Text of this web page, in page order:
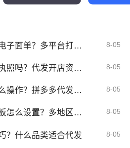
一件代发怎么对接电子面单？多平台打单发货教程 8-05
一件代发需要营业执照吗？代发开店资质详解 8-05
拼多多一件代发怎么操作？拼多多代发全流程 8-05
拼多多代发运费模板怎么设置？多地区运费 8-05
？什么品类适合代发 8-05